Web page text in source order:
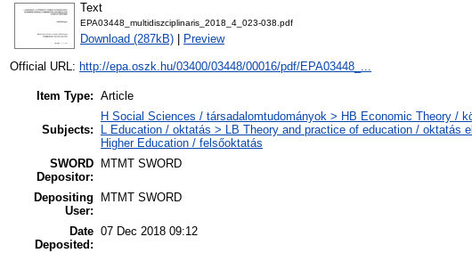
Text
EPA03448_multidiszciplinaris_2018_4_023-038.pdf
Download (287kB) Preview
Official URL: http://epa.oszk.hu/03400/03448/00016/pdf/EPA03448_...
Item Type: Article
Subjects:
H Social Sciences / társadalomtudományok > HB Economic Theory /
L Education / oktatás > LB Theory and practice of education / oktatás
Higher Education / felsőoktatás
SWORD
Depositor:
MTMT SWORD
Depositing
User:
MTMT SWORD
Date
Deposited:
07 Dec 2018 09:12